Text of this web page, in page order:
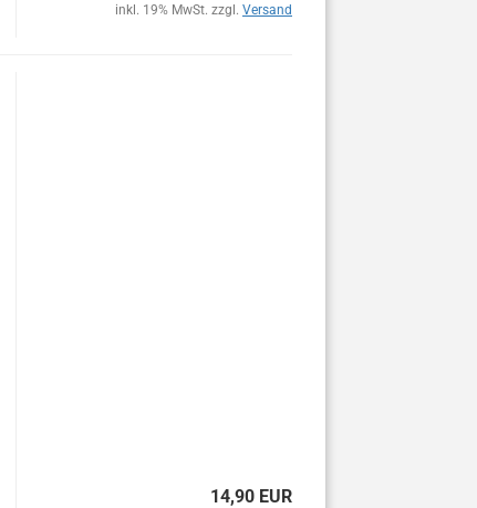
inkl. 19% MwSt. zzgl. Versand
14,90 EUR